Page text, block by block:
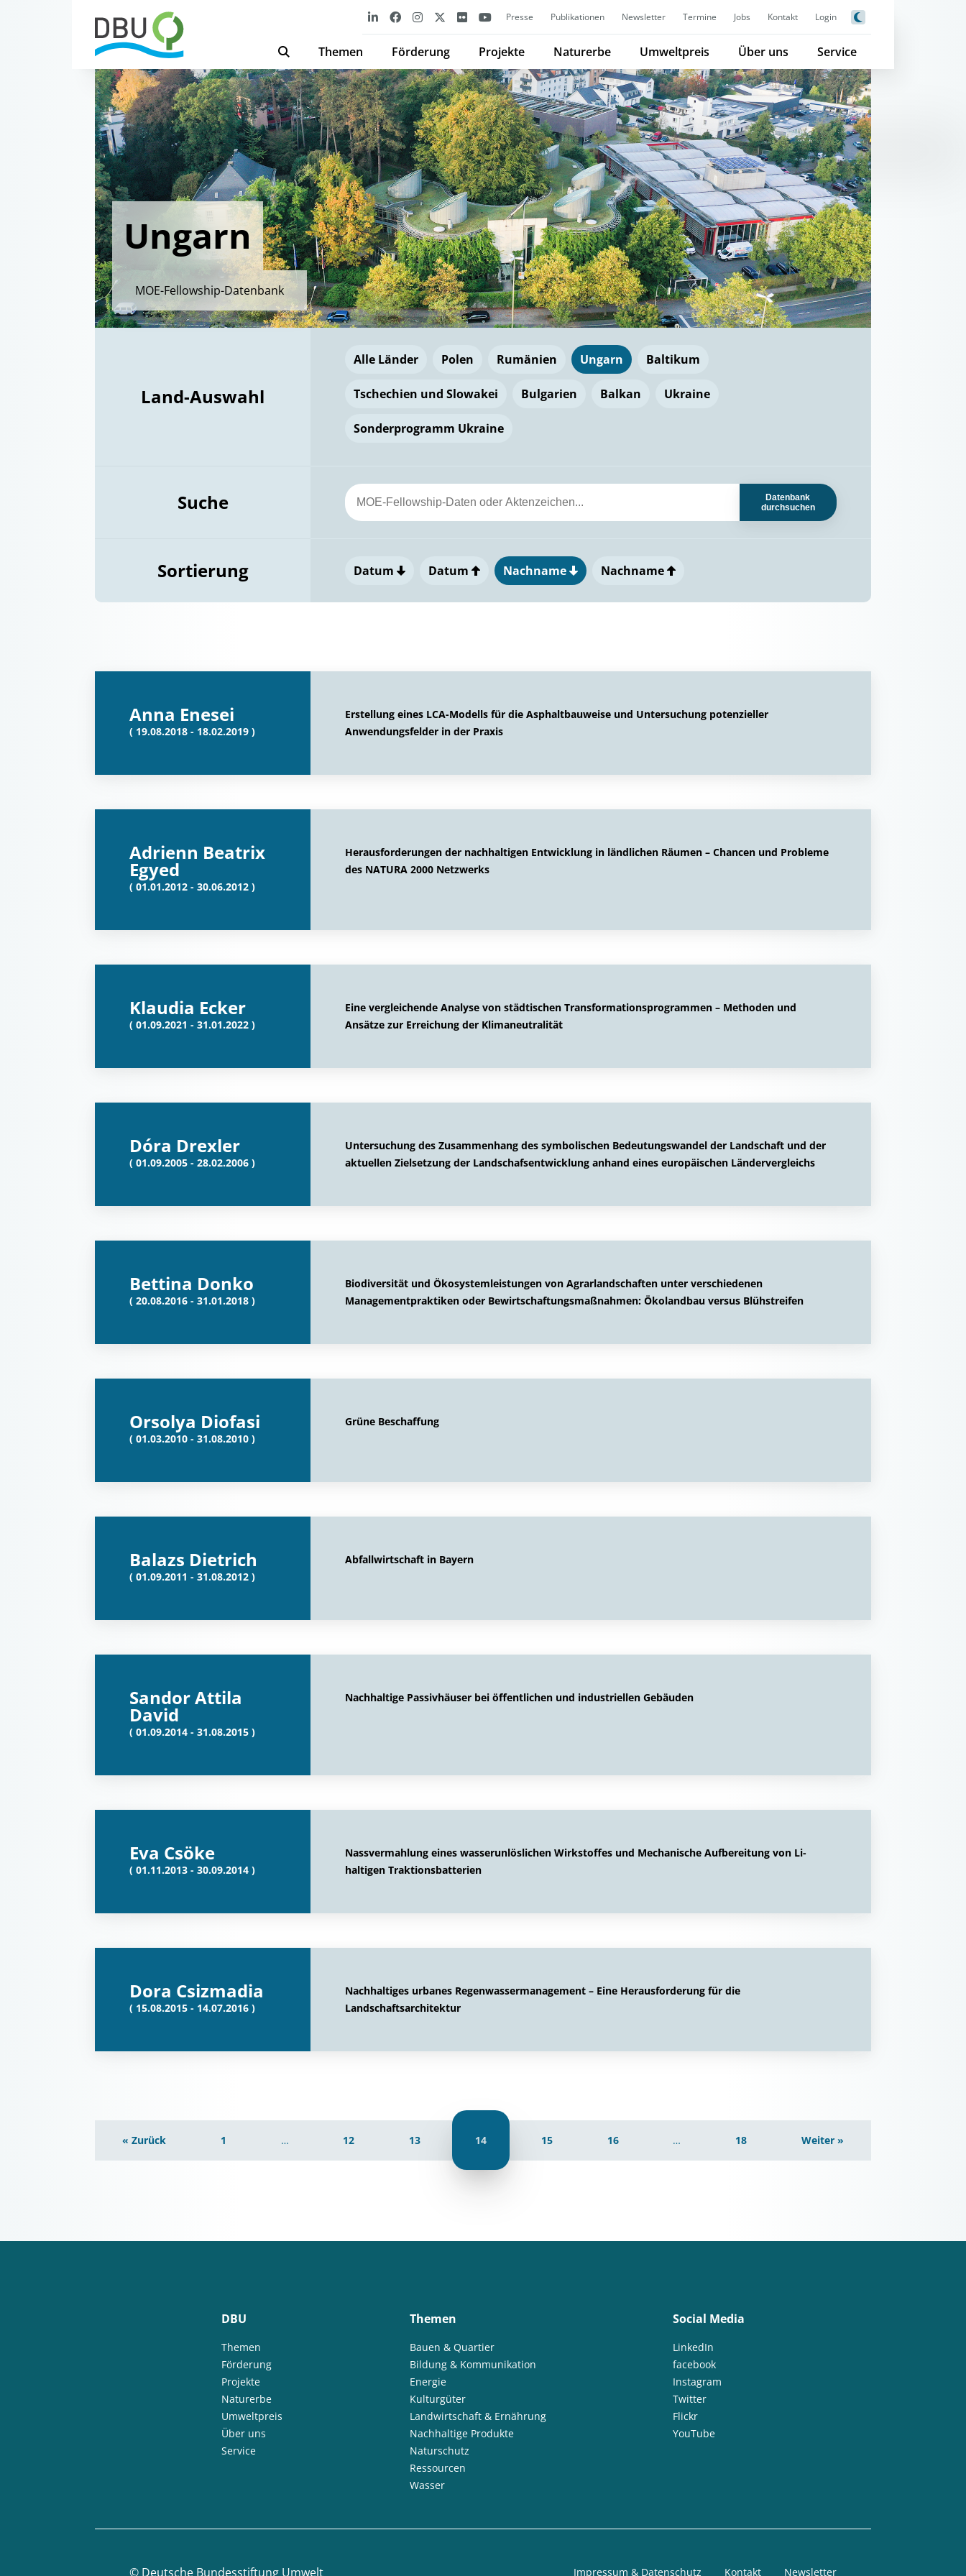
Presse Publikationen Newsletter Termine Jobs Kontakt Login
Themen Förderung Projekte Naturerbe Umweltpreis Über uns Service
Ungarn
MOE-Fellowship-Datenbank
Land-Auswahl
Alle Länder Polen Rumänien Ungarn Baltikum
Tschechien und Slowakei Bulgarien Balkan Ukraine
Sonderprogramm Ukraine
Suche
Datenbank
durchsuchen
Sortierung Datum Datum Nachname Nachname
Anna Enesei
( 19.08.2018 - 18.02.2019 )
Erstellung eines LCA-Modells für die Asphaltbauweise und Untersuchung potenzieller
Anwendungsfelder in der Praxis
Adrienn Beatrix
Egyed
( 01.01.2012 - 30.06.2012 )
Herausforderungen der nachhaltigen Entwicklung in ländlichen Räumen – Chancen und Probleme
des NATURA 2000 Netzwerks
Klaudia Ecker
( 01.09.2021 - 31.01.2022 )
Eine vergleichende Analyse von städtischen Transformationsprogrammen – Methoden und
Ansätze zur Erreichung der Klimaneutralität
Dóra Drexler
( 01.09.2005 - 28.02.2006 )
Untersuchung des Zusammenhang des symbolischen Bedeutungswandel der Landschaft und der
aktuellen Zielsetzung der Landschafsentwicklung anhand eines europäischen Ländervergleichs
Bettina Donko
( 20.08.2016 - 31.01.2018 )
Biodiversität und Ökosystemleistungen von Agrarlandschaften unter verschiedenen
Managementpraktiken oder Bewirtschaftungsmaßnahmen: Ökolandbau versus Blühstreifen
Orsolya Diofasi
( 01.03.2010 - 31.08.2010 )
Grüne Beschaffung
Balazs Dietrich
( 01.09.2011 - 31.08.2012 )
Abfallwirtschaft in Bayern
Sandor Attila
David
( 01.09.2014 - 31.08.2015 )
Nachhaltige Passivhäuser bei öffentlichen und industriellen Gebäuden
Eva Csöke
( 01.11.2013 - 30.09.2014 )
Nassvermahlung eines wasserunlöslichen Wirkstoffes und Mechanische Aufbereitung von Li-
haltigen Traktionsbatterien
Dora Csizmadia
( 15.08.2015 - 14.07.2016 )
Nachhaltiges urbanes Regenwassermanagement – Eine Herausforderung für die
Landschaftsarchitektur
« Zurück 1 … 12 13 14 15 16 … 18 Weiter »
DBU
Themen
Förderung
Projekte
Naturerbe
Umweltpreis
Über uns
Service
Themen
Bauen & Quartier
Bildung & Kommunikation
Energie
Kulturgüter
Landwirtschaft & Ernährung
Nachhaltige Produkte
Naturschutz
Ressourcen
Wasser
Social Media
LinkedIn
facebook
Instagram
Twitter
Flickr
YouTube
© Deutsche Bundesstiftung Umwelt Impressum & Datenschutz Kontakt Newsletter